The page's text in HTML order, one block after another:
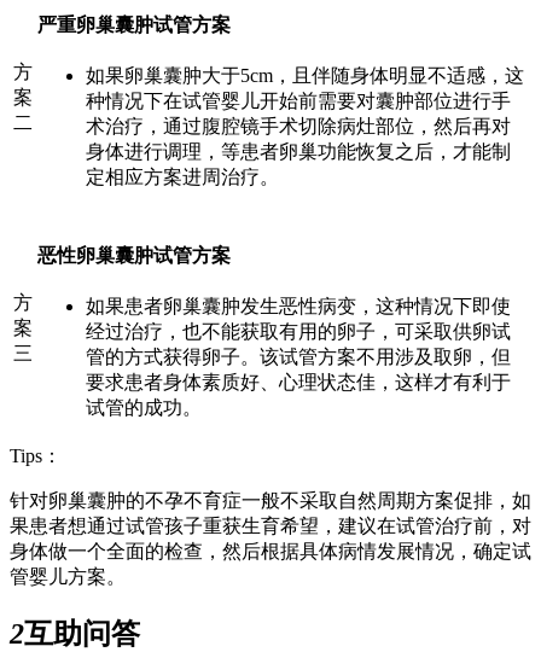
方
案
二
严重卵巢囊肿试管方案
如果卵巢囊肿大于5cm，且伴随身体明显不适感，这
种情况下在试管婴儿开始前需要对囊肿部位进行手
术治疗，通过腹腔镜手术切除病灶部位，然后再对
身体进行调理，等患者卵巢功能恢复之后，才能制
定相应方案进周治疗。
方
案
三
恶性卵巢囊肿试管方案
如果患者卵巢囊肿发生恶性病变，这种情况下即使
经过治疗，也不能获取有用的卵子，可采取供卵试
管的方式获得卵子。该试管方案不用涉及取卵，但
要求患者身体素质好、心理状态佳，这样才有利于
试管的成功。
Tips：
针对卵巢囊肿的不孕不育症一般不采取自然周期方案促排，如
果患者想通过试管孩子重获生育希望，建议在试管治疗前，对
身体做一个全面的检查，然后根据具体病情发展情况，确定试
管婴儿方案。
2互助问答